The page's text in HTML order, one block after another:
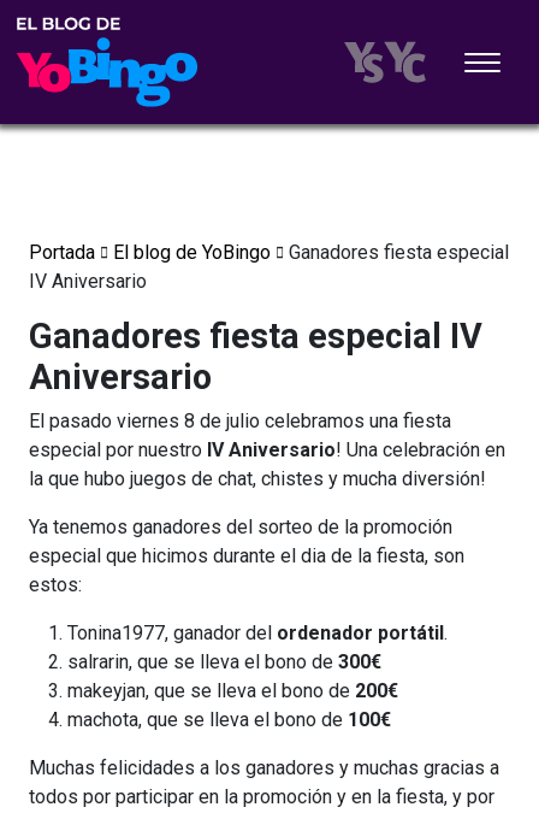
Portada El blog de YoBingo
Ganadores fiesta especial
IV Aniversario
Ganadores fiesta especial IV
Aniversario
El pasado viernes 8 de julio celebramos una fiesta
especial por nuestro IV Aniversario! Una celebración en
la que hubo juegos de chat, chistes y mucha diversión!
Ya tenemos ganadores del sorteo de la promoción
especial que hicimos durante el dia de la fiesta, son
estos:
Tonina1977, ganador del ordenador portátil.
salrarin, que se lleva el bono de 300€
makeyjan, que se lleva el bono de 200€
machota, que se lleva el bono de 100€
Muchas felicidades a los ganadores y muchas gracias a
todos por participar en la promoción y en la fiesta, y por